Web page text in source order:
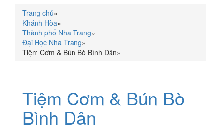
Trang chủ»
Khánh Hòa»
Thành phố Nha Trang»
Đại Học Nha Trang»
Tiệm Cơm & Bún Bò Bình Dân»
Tiệm Cơm & Bún Bò
Bình Dân